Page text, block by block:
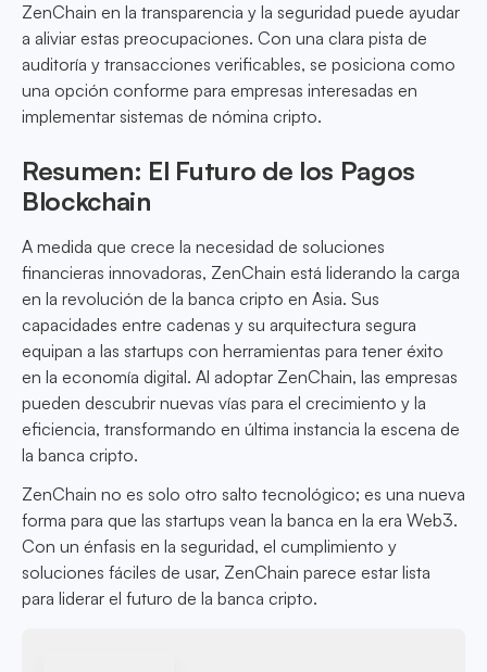
ZenChain en la transparencia y la seguridad puede ayudar
a aliviar estas preocupaciones. Con una clara pista de
auditoría y transacciones verificables, se posiciona como
una opción conforme para empresas interesadas en
implementar sistemas de nómina cripto.
Resumen: El Futuro de los Pagos
Blockchain
A medida que crece la necesidad de soluciones
financieras innovadoras, ZenChain está liderando la carga
en la revolución de la banca cripto en Asia. Sus
capacidades entre cadenas y su arquitectura segura
equipan a las startups con herramientas para tener éxito
en la economía digital. Al adoptar ZenChain, las empresas
pueden descubrir nuevas vías para el crecimiento y la
eficiencia, transformando en última instancia la escena de
la banca cripto.
ZenChain no es solo otro salto tecnológico; es una nueva
forma para que las startups vean la banca en la era Web3.
Con un énfasis en la seguridad, el cumplimiento y
soluciones fáciles de usar, ZenChain parece estar lista
para liderar el futuro de la banca cripto.